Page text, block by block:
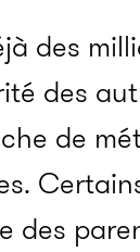
des
des
de
des